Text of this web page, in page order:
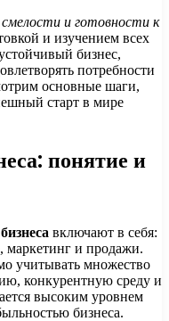
и готовности к
и изучением всех
бизнес,
потребности
основные шаги,
старт в мире
понятие и
включают в себя:
маркетинг и продажи.
учитывать множество
конкурентную среду и
высоким уровнем
бизнеса.